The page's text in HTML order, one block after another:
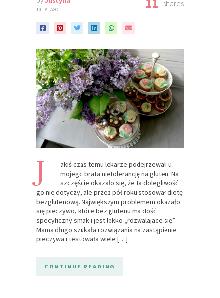
10 LAT AGO 11 shares
J
akiś czas temu lekarze podejrzewali u
mojego brata nietolerancję na gluten. Na
szczęście okazało się, że ta dolegliwość
go nie dotyczy, ale przez pół roku stosował dietę
bezglutenową. Największym problemem okazało
się pieczywo, które bez glutenu ma dość
specyficzny smak i jest lekko „rozwalające się”.
Mama długo szukała rozwiązania na zastąpienie
pieczywa i testowała wiele […]
CONTINUE READING